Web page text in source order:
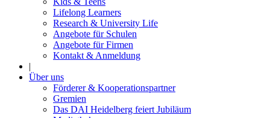
Lifelong Learners
Research & University Life
Angebote für Schulen
Angebote für Firmen
Kontakt & Anmeldung
|
Über uns
Förderer & Kooperationspartner
Gremien
Das DAI Heidelberg feiert Jubiläum